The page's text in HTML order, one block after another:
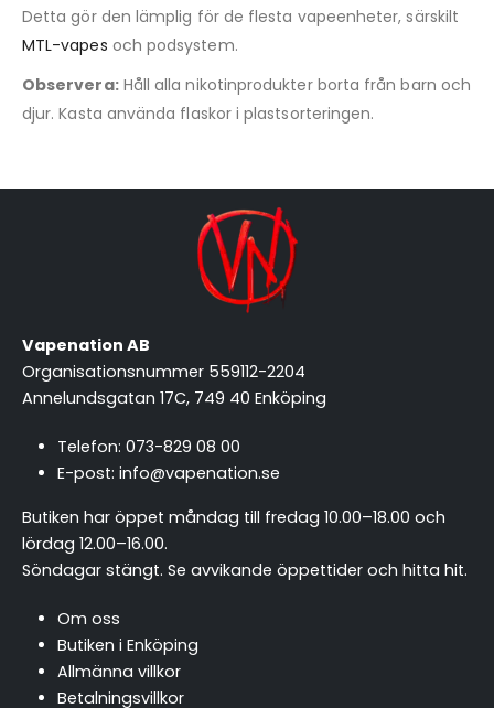
Detta gör den lämplig för de flesta vapeenheter, särskilt
MTL-vapes och podsystem.
Observera:Håll alla nikotinprodukter borta från barn och
djur. Kasta använda flaskor i plastsorteringen.
Vapenation AB
Organisationsnummer 559112-2204
Annelundsgatan 17C, 749 40 Enköping
Telefon: 073-829 08 00
E-post: info@vapenation.se
Butiken har öppet måndag till fredag 10.00–18.00 och
lördag 12.00–16.00.
Söndagar stängt. Se avvikande öppettider och hitta hit.
Om oss
Butiken i Enköping
Allmänna villkor
Betalningsvillkor